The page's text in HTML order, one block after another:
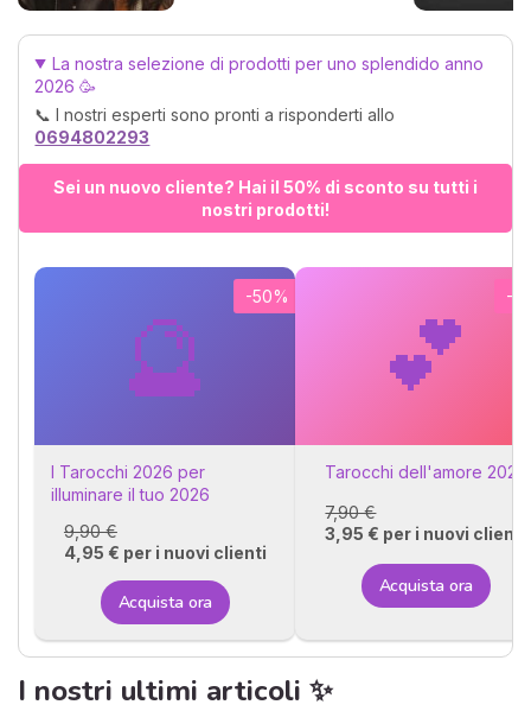
gemella, la persona perfetta
con la quale trascorrere
tutta la tua vita. Calcola
di coppia, ti basterà
quello del tuo partner o
aspirante tale. 💓
La nostra selezione di prodotti per uno splendido anno
2026 🥳
📞 I nostri esperti sono pronti a risponderti allo
0694802293
Sei un nuovo cliente? Hai il 50% di sconto su tutti i
nostri prodotti!
-50%
🔮
I Tarocchi 2026 per
illuminare il tuo 2026
9,90 €
4,95 € per i nuovi clienti
Acquista ora
-
💕
Tarocchi dell'amore 2026
7,90 €
3,95 € per i nuovi clienti
Acquista ora
I nostri ultimi articoli ✨